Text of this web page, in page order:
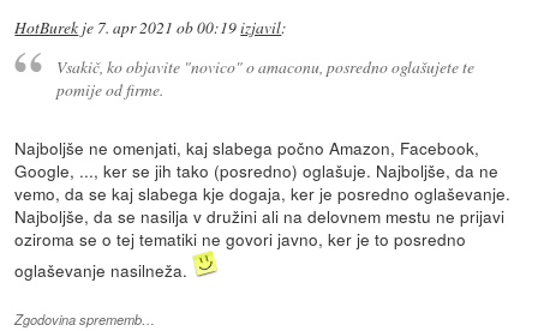
HotBurek je 7. apr 2021 ob 00:19izjavil:
Vsakič, ko objavite "novico" o amaconu, posredno oglašujete te
pomije od firme.
Najboljše ne omenjati, kaj slabega počno Amazon, Facebook,
Google, ..., ker se jih tako (posredno) oglašuje. Najboljše, da ne
vemo, da se kaj slabega kje dogaja, ker je posredno oglaševanje.
Najboljše, da se nasilja v družini ali na delovnem mestu ne prijavi
oziroma se o tej tematiki ne govori javno, ker je to posredno
oglaševanje nasilneža.
Zgodovina sprememb…